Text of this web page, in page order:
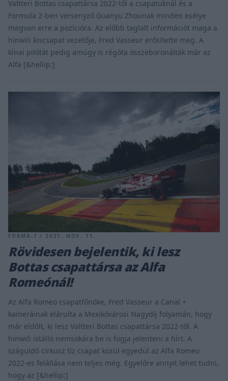
Valtteri Bottas csapattársa 2022-től a csapatuknál és a
Formula 2-ben versenyző Guanyu Zhounak minden esélye
megvan erre a pozícióra. Az előbb taglalt információt maga a
hinwili kiscsapat vezetője, Fred Vasseur erősítette meg. A
kínai pilótát pedig amúgy is régóta összeboronálták már az
Alfa [&hellip;]
FORMA-1 / 2021. NOV. 11.
Rövidesen bejelentik, ki lesz
Bottas csapattársa az Alfa
Romeónál!
Az Alfa Romeo csapatfőnöke, Fred Vasseur a Canal +
kameráinak elárulta a Mexikóvárosi Nagydíj folyamán, hogy
már eldőlt, ki lesz Valtteri Bottas csapattársa 2022-től. A
hinwili istálló nemsokára be is fogja jelenteni a hírt. A
száguldó cirkusz tíz csapat közül egyedül az Alfa Romeo
2022-es felállása nem teljes még. Egyelőre annyit lehet tudni,
hogy az [&hellip;]